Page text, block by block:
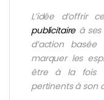
L’idée d’offrir
publicitaireà ses
d’action
marquer les
être à la fois
pertinents à son